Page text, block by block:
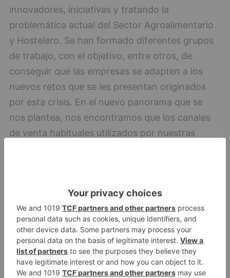
innovadores, iniciativas y tratando la
problemática actual del Sector Agroalimentario
y Hostelero. Se han formado diferentes grupos
de trabajo, con el objetivo, entre otros, de
conseguir que las empresas se adapten a los
nuevos retos que se les presentan originados
por esta crisis. En el nuevo panorama que se
nos plantea, nos encontramos que los canales
de venta habituales utilizados por nuestras
Los grupos de trabajo que se han creado hasta
el momento son cinco:
- Formación online.
- Redes Sociales.